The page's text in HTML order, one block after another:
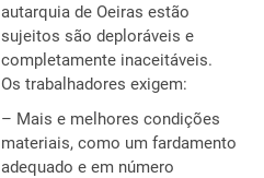
autarquia de Oeiras estão
sujeitos são deploráveis e
completamente inaceitáveis.
Os trabalhadores exigem:
– Mais e melhores condições
materiais, como um fardamento
adequado e em número